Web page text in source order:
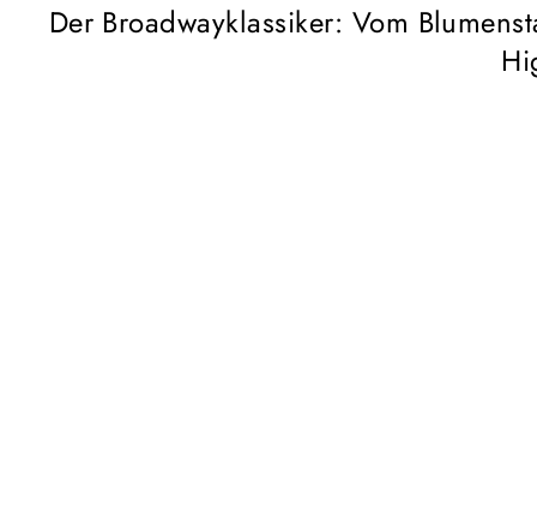
Der Broadwayklassiker: Vom